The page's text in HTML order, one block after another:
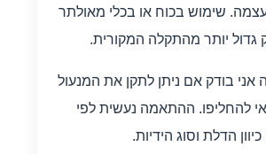
שימוש בכוח או בכלי מאולתר
גדול יותר מהתקלה המקורית.
בודק אם ניתן לתקן את המנעול
להחליפו. ההתאמה נעשית לפי
הדלת וסוג הידיות.